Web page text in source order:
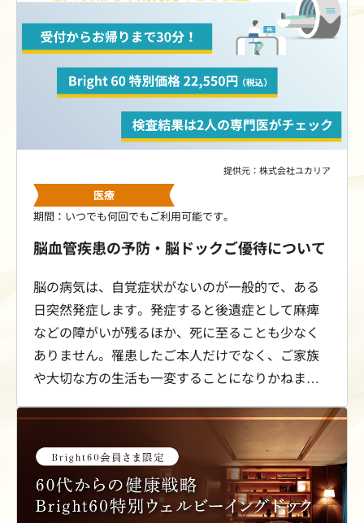
提供元：株式会社ユカリア
医療
期間：いつでも何回でもご利用可能です。
脳血管疾患の予防・脳ドックご優待について
脳の病気は、自覚症状がないのが一般的で、ある
日突然発症します。発症すると後遺症として麻痺
などの障がいが残るほか、死に至ることも少なく
ありません。罹患したご本人だけでなく、ご家族
や大切な方の生活も一変することになりかねませ
脳ドックで脳の状態を知ることが大切です。